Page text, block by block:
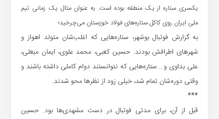
یکسری ستاره از یک منطقه بوده است. به عنوان مثال یک زمانی تیم
ملی ایران روی کاکل ستاره‌های فولاد خوزستان می‌چرخید؛
به گزارش فوتبال بوشهر، ستاره‌هایی که اغلب‌شان متولد اهواز و
شهرهای اطرافش بودند. حسین کعبی، محمد علوی، ایمان مبعلی،
علی بداوی و… ستاره‌هایی که نتوانستند دوام کاملی داشته باشند و
وقتی دوره‌شان تمام شد، خیلی زود از نظرها محو شدند.
***
قبل از آن، برای مدتی فوتبال در دست مشهدی‌ها بود. حسین